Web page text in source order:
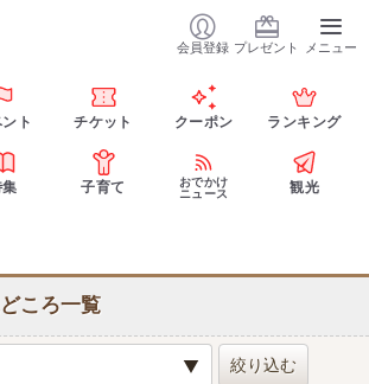
会員登録 プレゼント メニュー
ト チケット クーポン ランキング
子育て
おでかけ
ニュース
観光
ころ一覧